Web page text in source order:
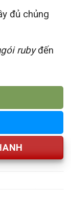
đủ chủng
rubyđến